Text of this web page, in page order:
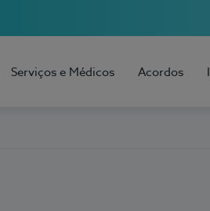
Serviços e Médicos Acordos